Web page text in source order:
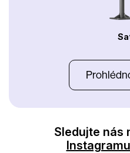
Sledujte nás
Instagramu